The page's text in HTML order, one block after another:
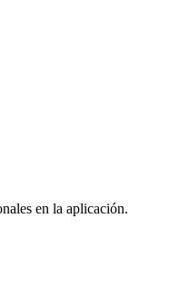
en la aplicación.